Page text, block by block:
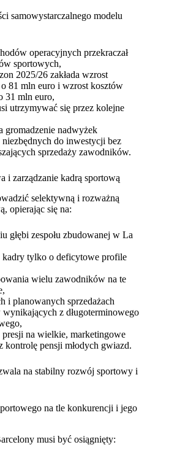
samowystarczalnego modelu
operacyjnych przekraczał
sportowych,
2025/26 zakłada wzrost
81 mln euro i wzrost kosztów
31 mln euro,
utrzymywać się przez kolejne
gromadzenie nadwyżek
do inwestycji bez
sprzedaży zawodników.
i zarządzanie kadrą sportową
selektywną i rozważną
opierając się na:
głębi zespołu zbudowanej w La
kadry tylko o deficytowe profile
wielu zawodników na te
i planowanych sprzedażach
z długoterminowego
presji na wielkie, marketingowe
kontrolę pensji młodych gwiazd.
na stabilny rozwój sportowy i
na tle konkurencji i jego
musi być osiągnięty: